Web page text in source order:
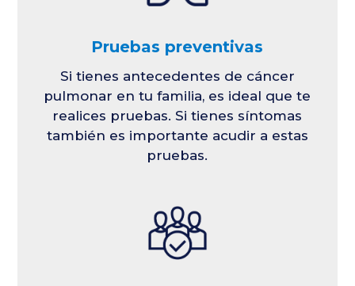
Pruebas preventivas
Si tienes antecedentes de cáncer
pulmonar en tu familia, es ideal que te
realices pruebas. Si tienes síntomas
también es importante acudir a estas
pruebas.